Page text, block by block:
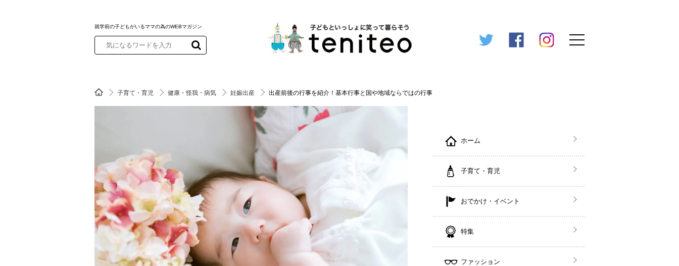
就学前の子どもがいるママの為のWEBマガジン
子育て・育児 健康・怪我・病気 妊娠出産 出産前後の行事を紹介！基本行事と国や地域ならではの行事
ホーム
子育て・育児
おでかけ・イベント
特集
ファッション